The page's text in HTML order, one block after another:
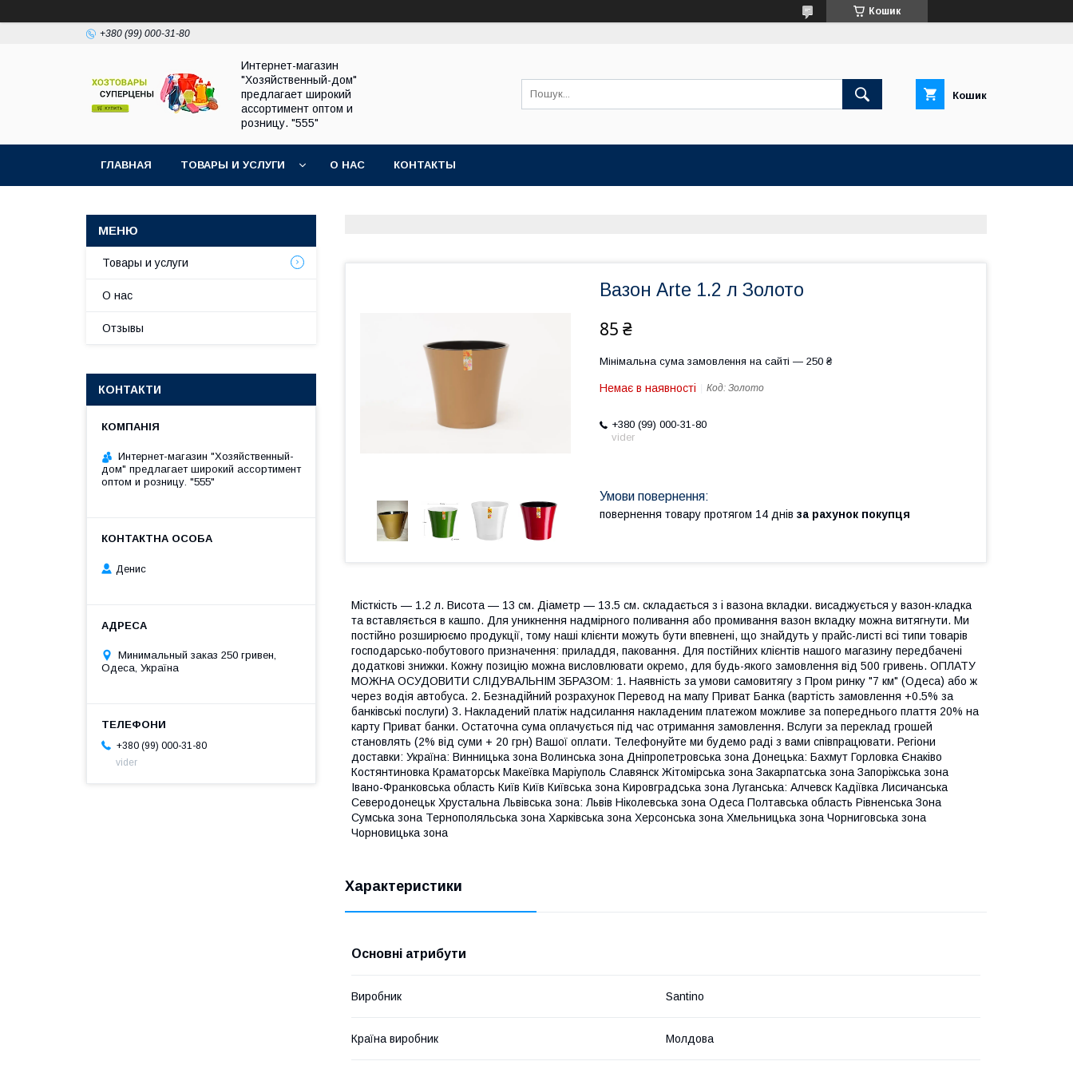
Кошик
+380 (99) 000-31-80
Интернет-магазин
"Хозяйственный-дом"
предлагает широкий
ассортимент оптом и
розницу. "555"
Кошик
ГЛАВНАЯ ТОВАРЫ И УСЛУГИ О НАС КОНТАКТЫ
Вазон Arte 1.2 л Золото
85 ₴
Мінімальна сума замовлення на сайті — 250 ₴
Немає в наявності Код: Золото
+380 (99) 000-31-80
vider
повернення товару протягом 14 днів за рахунок покупця
Місткість — 1.2 л. Висота — 13 см. Діаметр — 13.5 см. складається з і вазона вкладки. висаджується у вазон-кладка
та вставляється в кашпо. Для уникнення надмірного поливання або промивання вазон вкладку можна витягнути. Ми
постійно розширюємо продукції, тому наші клієнти можуть бути впевнені, що знайдуть у прайс-листі всі типи товарів
господарсько-побутового призначення: приладдя, паковання. Для постійних клієнтів нашого магазину передбачені
додаткові знижки. Кожну позицію можна висловлювати окремо, для будь-якого замовлення від 500 гривень. ОПЛАТУ
МОЖНА ОСУДОВИТИ СЛІДУВАЛЬНІМ ЗБРАЗОМ: 1. Наявність за умови самовитягу з Пром ринку "7 км" (Одеса) або ж
через водія автобуса. 2. Безнадійний розрахунок Перевод на мапу Приват Банка (вартість замовлення +0.5% за
банківські послуги) 3. Накладений платіж надсилання накладеним платежом можливе за попереднього плаття 20% на
карту Приват банки. Остаточна сума оплачується під час отримання замовлення. Вслуги за переклад грошей
становлять (2% від суми + 20 грн) Вашої оплати. Телефонуйте ми будемо раді з вами співпрацювати. Регіони
доставки: Україна: Винницька зона Волинська зона Дніпропетровська зона Донецька: Бахмут Горловка Єнаківо
Костянтиновка Краматорськ Макеївка Маріуполь Славянск Жітомірська зона Закарпатська зона Запоріжська зона
Івано-Франковська область Київ Київ Київська зона Кировградська зона Луганська: Алчевск Кадіївка Лисичанська
Северодонецьк Хрустальна Львівська зона: Львів Ніколевська зона Одеса Полтавська область Рівненська Зона
Сумська зона Тернополяльська зона Харківська зона Херсонська зона Хмельницька зона Чорниговська зона
Чорновицька зона
Характеристики
Основні атрибути
Виробник Santino
Країна виробник Молдова
Товары и услуги
О нас
Отзывы
КОНТАКТИ
Интернет-магазин "Хозяйственный-
дом" предлагает широкий ассортимент
оптом и розницу. "555"
Денис
Минимальный заказ 250 гривен,
Одеса, Україна
+380 (99) 000-31-80
vider